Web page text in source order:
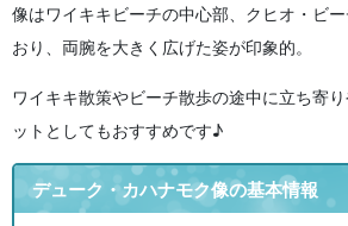
像はワイキキビーチの中心部、クヒオ・ビ
おり、両腕を大きく広げた姿が印象的。
ワイキキ散策やビーチ散歩の途中に立ち寄
ットとしてもおすすめです♪
デューク・カハナモク像の基本情報